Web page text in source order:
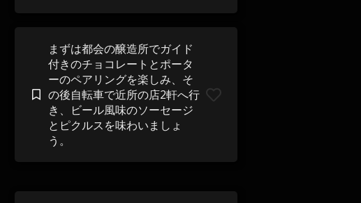
まずは都会の醸造所でガイド
付きのチョコレートとポータ
ーのペアリングを楽​​しみ、そ
の後自転車で近所の店2軒へ行
き、ビール風味のソーセージ
とピクルスを味わいましょ
う。